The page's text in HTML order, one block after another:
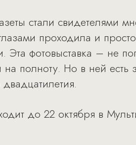
стали свидетелями
проходила и
Эта фотовыставка – не
на полноту. Но в ней
до 22 октября в